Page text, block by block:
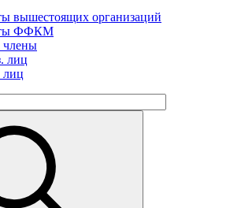
вышестоящих организаций
ФФКМ
члены
лиц
лиц